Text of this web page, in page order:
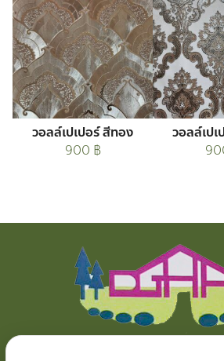
วอลล์เปเปอร์ สีทอง
900 ฿
วอลล์เป